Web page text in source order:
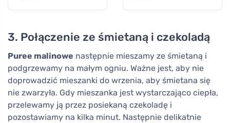
3. Połączenie ze śmietaną i czekoladą
Puree malinowe następnie mieszamy ze śmietaną i
podgrzewamy na małym ogniu. Ważne jest, aby nie
doprowadzić mieszanki do wrzenia, aby śmietana się
nie zwarzyła. Gdy mieszanka jest wystarczająco ciepła,
przelewamy ją przez posiekaną czekoladę i
pozostawiamy na kilka minut. Następnie delikatnie